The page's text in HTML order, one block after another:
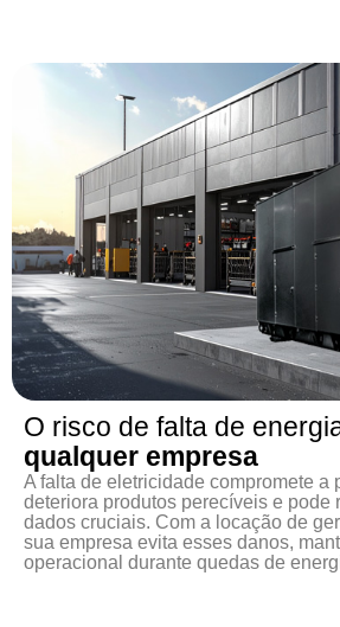
O risco de falta de
qualquer empresa
A falta de eletricidade compromete a
deteriora produtos perecíveis e pode
dados cruciais. Com a locação de
sua empresa evita esses danos,
operacional durante quedas de